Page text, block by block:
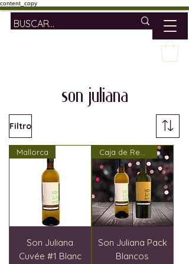
content_copy
son juliana
Filtro
Mallorca
Son Juliana
Cuvée #1 Blanc
Son Juliana Pack
Blancos